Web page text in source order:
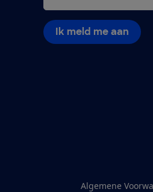
Ik meld me aan
Algemene